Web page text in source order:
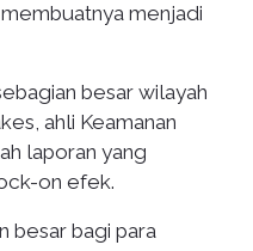
menjadi
besar wilayah
ahli Keamanan
laporan yang
on efek.
besar bagi para